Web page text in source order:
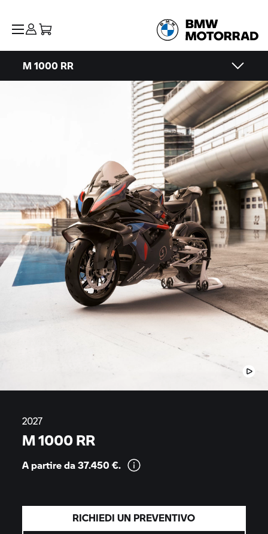
M 1000 RR
2027
M 1000 RR
A partire da 37.450€.
RICHIEDI UN PREVENTIVO